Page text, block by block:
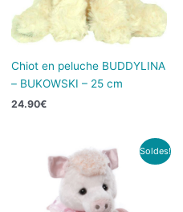
Chiot en peluche BUDDYLINA
– BUKOWSKI – 25 cm
24.90€
Soldes!
prix
initial
était :
104.00€.
Le
prix
actuel
est :
60.00€.